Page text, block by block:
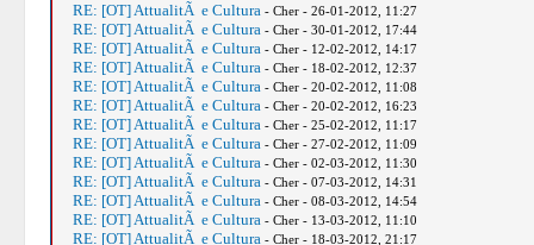
RE: [OT] AttualitÃ e Cultura - Cher - 26-01-2012, 11:27
RE: [OT] AttualitÃ e Cultura - Cher - 30-01-2012, 17:44
RE: [OT] AttualitÃ e Cultura - Cher - 12-02-2012, 14:17
RE: [OT] AttualitÃ e Cultura - Cher - 18-02-2012, 12:37
RE: [OT] AttualitÃ e Cultura - Cher - 20-02-2012, 11:08
RE: [OT] AttualitÃ e Cultura - Cher - 20-02-2012, 16:23
RE: [OT] AttualitÃ e Cultura - Cher - 25-02-2012, 11:17
RE: [OT] AttualitÃ e Cultura - Cher - 27-02-2012, 11:09
RE: [OT] AttualitÃ e Cultura - Cher - 02-03-2012, 11:30
RE: [OT] AttualitÃ e Cultura - Cher - 07-03-2012, 14:31
RE: [OT] AttualitÃ e Cultura - Cher - 08-03-2012, 14:54
RE: [OT] AttualitÃ e Cultura - Cher - 13-03-2012, 11:10
RE: [OT] AttualitÃ e Cultura - Cher - 18-03-2012, 21:17